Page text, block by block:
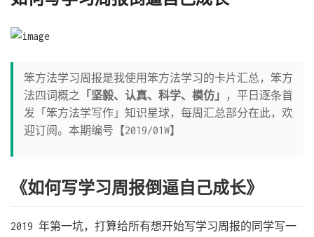
笨方法学习周报是我使用笨方法学习的卡片汇总，笨方
法四词概之
「坚毅、认真、科学、模仿」
，平日逐条首
发「笨方法学写作」知识星球，每周汇总部分在此，欢
迎订阅。本期编号【2019/01W】
《如何写学习周报倒逼自己成长》
2019 年第一坑，打算给所有想开始写学习周报的同学写一